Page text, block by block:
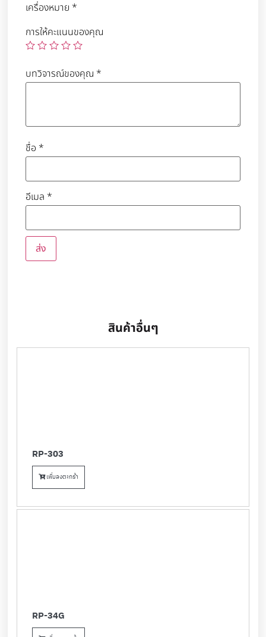
เครื่องหมาย *
การให้คะแนนของคุณ
บทวิจารณ์ของคุณ *
ชื่อ *
อีเมล *
สินค้าอื่นๆ
RP-303
เพิ่มลงตะกร้า
RP-34G